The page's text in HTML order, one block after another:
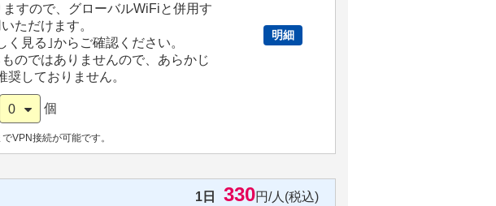
すので、グローバルWiFiと併用す
ただけます。
見る｣からご確認ください。
のではありませんので、あらかじ
しておりません。
明細
0 個
VPN接続が可能です。
1日 330円/人(税込)